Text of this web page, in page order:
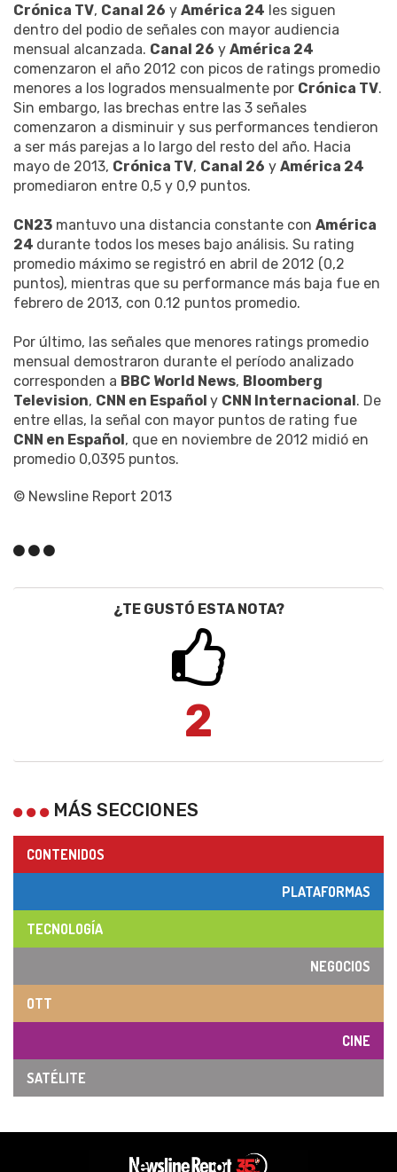
Crónica TV, Canal 26 y América 24 les siguen
dentro del podio de señales con mayor audiencia
mensual alcanzada. Canal 26 y América 24
comenzaron el año 2012 con picos de ratings promedio
menores a los logrados mensualmente por Crónica TV.
Sin embargo, las brechas entre las 3 señales
comenzaron a disminuir y sus performances tendieron
a ser más parejas a lo largo del resto del año. Hacia
mayo de 2013, Crónica TV, Canal 26 y América 24
promediaron entre 0,5 y 0,9 puntos.
CN23 mantuvo una distancia constante con América
24 durante todos los meses bajo análisis. Su rating
promedio máximo se registró en abril de 2012 (0,2
puntos), mientras que su performance más baja fue en
febrero de 2013, con 0.12 puntos promedio.
Por último, las señales que menores ratings promedio
mensual demostraron durante el período analizado
corresponden a BBC World News, Bloomberg
Television, CNN en Español y CNN Internacional. De
entre ellas, la señal con mayor puntos de rating fue
CNN en Español, que en noviembre de 2012 midió en
promedio 0,0395 puntos.
© Newsline Report 2013
¿TE GUSTÓ ESTA NOTA?
2
MÁS SECCIONES
CONTENIDOS
PLATAFORMAS
TECNOLOGÍA
NEGOCIOS
OTT
CINE
SATÉLITE